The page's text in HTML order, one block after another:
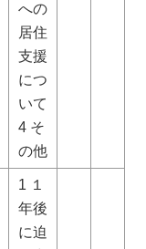
への
居住
支援
につ
いて
4 そ
の他
1 １
年後
に迫